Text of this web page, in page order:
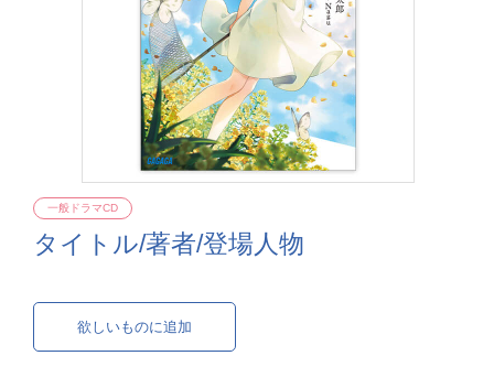
タイトル/著者/登場人物
一般ドラマCD
欲しいものに追加